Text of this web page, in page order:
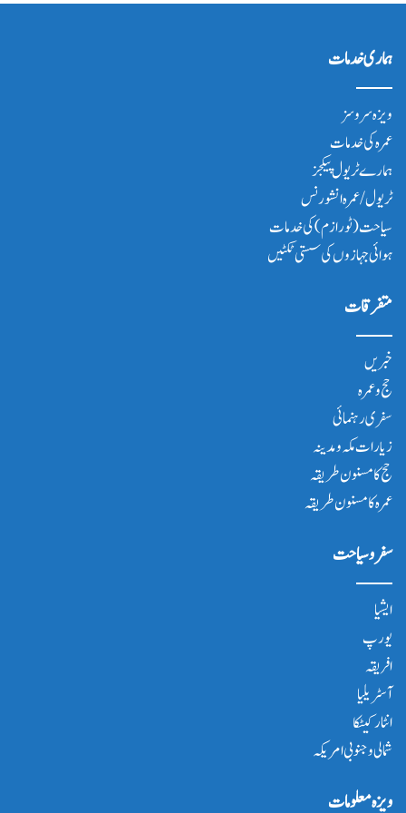
ہماری خدمات
ویزہ سروسز
عمرہ کی خدمات
ہمارے ٹریول پیکجز
ٹریول/عمرہ انشورنس
سیاحت(ٹورازم) کی خدمات
ہوائی جہازوں کی سستی ٹکٹیں
متفرقات
خبریں
حج و عمرہ
سفری رہنمائی
زیارات مکہ و مدینہ
حج کا مسنون طریقہ
عمرہ کا مسنون طریقہ
سفر و سیاحت
ایشیا
یورپ
افریقہ
آسٹریلیا
انٹار کیٹکا
شمالی و جنوبی امریکہ
ویزہ معلومات